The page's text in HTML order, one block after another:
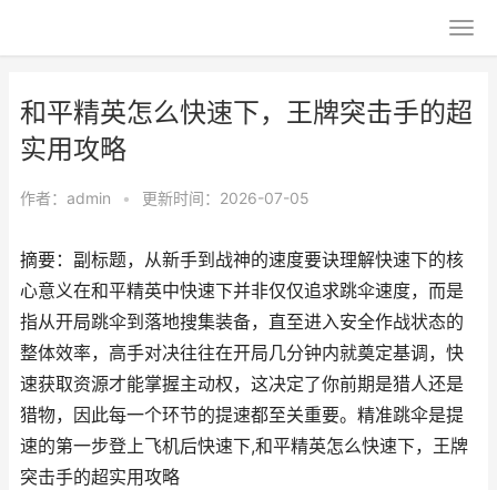
和平精英怎么快速下，王牌突击手的超
实用攻略
作者： admin • 更新时间：2026-07-05
摘要：副标题，从新手到战神的速度要诀理解快速下的核
心意义在和平精英中快速下并非仅仅追求跳伞速度，而是
指从开局跳伞到落地搜集装备，直至进入安全作战状态的
整体效率，高手对决往往在开局几分钟内就奠定基调，快
速获取资源才能掌握主动权，这决定了你前期是猎人还是
猎物，因此每一个环节的提速都至关重要。精准跳伞是提
速的第一步登上飞机后快速下,和平精英怎么快速下，王牌
突击手的超实用攻略